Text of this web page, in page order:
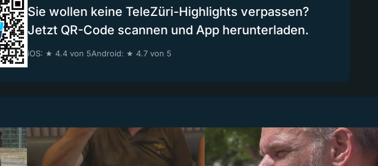
Sie wollen keine TeleZüri-Highlights verpassen?
Jetzt QR-Code scannen und App herunterladen.
iOS: ★ 4.4 von 5Android: ★ 4.7 von 5